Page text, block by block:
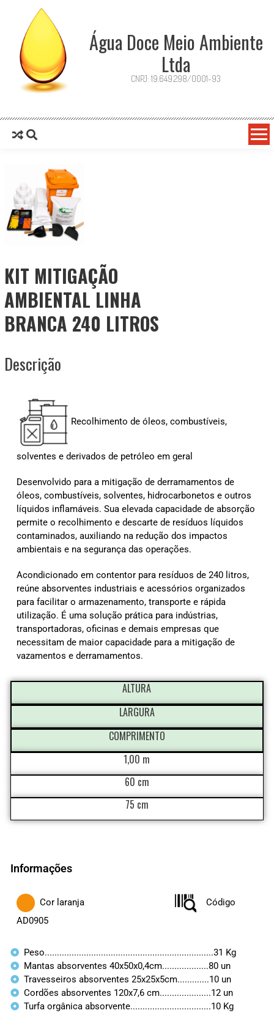
Água Doce Meio Ambiente
Ltda
CNPJ: 19.649.298/0001-93
KIT MITIGAÇÃO
AMBIENTAL LINHA
BRANCA 240 LITROS
Descrição
Recolhimento de óleos, combustíveis,
solventes e derivados de petróleo em geral
Desenvolvido para a mitigação de derramamentos de
óleos, combustíveis, solventes, hidrocarbonetos e outros
líquidos inflamáveis. Sua elevada capacidade de absorção
permite o recolhimento e descarte de resíduos líquidos
contaminados, auxiliando na redução dos impactos
ambientais e na segurança das operações.
Acondicionado em contentor para resíduos de 240 litros,
reúne absorventes industriais e acessórios organizados
para facilitar o armazenamento, transporte e rápida
utilização. É uma solução prática para indústrias,
transportadoras, oficinas e demais empresas que
necessitam de maior capacidade para a mitigação de
vazamentos e derramamentos.
ALTURA
LARGURA
COMPRIMENTO
1,00 m
60 cm
75 cm
Informações
Cor laranja
Código
AD0905
Peso.....................................................................31 Kg
Mantas absorventes 40x50x0,4cm...................80 un
Travesseiros absorventes 25x25x5cm.............10 un
Cordões absorventes 120x7,6 cm.....................12 un
Turfa orgânica absorvente.................................10 Kg